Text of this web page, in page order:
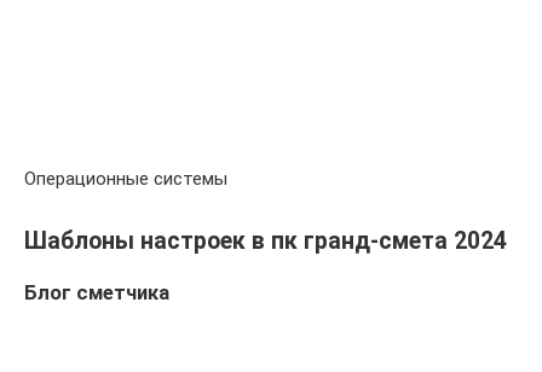
Операционные системы
Шаблоны настроек в пк гранд-смета 2024
Блог сметчика